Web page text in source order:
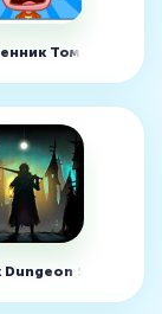
Том-2 v1.8.2
Dungeon Survival